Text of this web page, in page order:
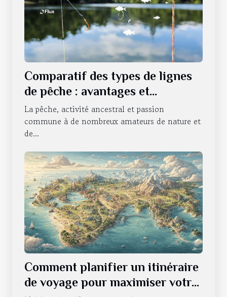
Comparatif des types de lignes
de pêche : avantages et
utilisations
La pêche, activité ancestral et passion
commune à de nombreux amateurs de nature et
de...
Comment planifier un itinéraire
de voyage pour maximiser votre